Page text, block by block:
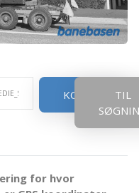
KOPIER
TIL
for hvor